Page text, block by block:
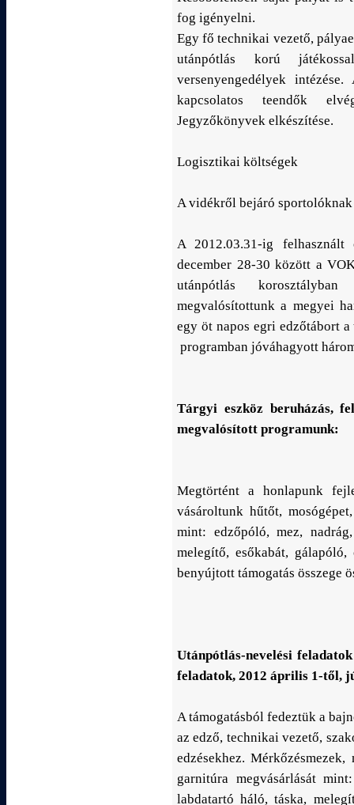
fog igényelni.
Egy fő technikai vezető,
utánpótlás korú
versenyengedélyek
kapcsolatos teendők
Jegyzőkönyvek elkészítése.
Logisztikai költségek
A vidékről bejáró
A 2012.03.31-ig
december 28-30 között a
utánpótlás
megvalósítottunk a megyei
egy öt napos egri edzőtábort
programban jóváhagyott
Tárgyi eszköz beruházás,
megvalósított programunk:
Megtörtént a honlapunk
vásároltunk hűtőt,
mint: edzőpóló, mez,
melegítő, esőkabát,
benyújtott támogatás összege
Utánpótlás-nevelési
feladatok, 2012 április 1-től,
A támogatásból fedeztük a
az edző, technikai vezető,
edzésekhez.
garnitúra megvásárlását
labdatartó háló, táska,